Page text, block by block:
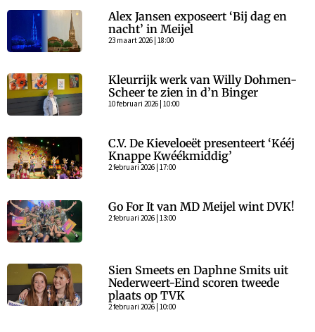
Alex Jansen exposeert ‘Bij dag en
nacht’ in Meijel
23 maart 2026 | 18:00
Kleurrijk werk van Willy Dohmen-
Scheer te zien in d’n Binger
10 februari 2026 | 10:00
C.V. De Kieveloeët presenteert ‘Kééj
Knappe Kwéékmiddig’
2 februari 2026 | 17:00
Go For It van MD Meijel wint DVK!
2 februari 2026 | 13:00
Sien Smeets en Daphne Smits uit
Nederweert-Eind scoren tweede
plaats op TVK
2 februari 2026 | 10:00